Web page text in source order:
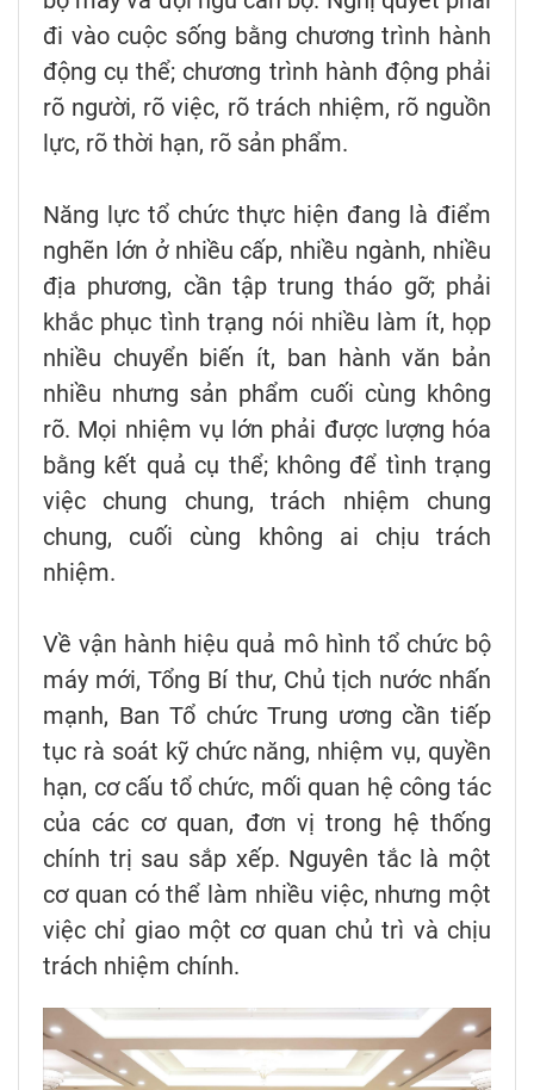
đi vào cuộc sống bằng chương trình hành
động cụ thể; chương trình hành động phải
rõ người, rõ việc, rõ trách nhiệm, rõ nguồn
lực, rõ thời hạn, rõ sản phẩm.
Năng lực tổ chức thực hiện đang là điểm
nghẽn lớn ở nhiều cấp, nhiều ngành, nhiều
địa phương, cần tập trung tháo gỡ; phải
khắc phục tình trạng nói nhiều làm ít, họp
nhiều chuyển biến ít, ban hành văn bản
nhiều nhưng sản phẩm cuối cùng không
rõ. Mọi nhiệm vụ lớn phải được lượng hóa
bằng kết quả cụ thể; không để tình trạng
việc chung chung, trách nhiệm chung
chung, cuối cùng không ai chịu trách
nhiệm.
Về vận hành hiệu quả mô hình tổ chức bộ
máy mới, Tổng Bí thư, Chủ tịch nước nhấn
mạnh, Ban Tổ chức Trung ương cần tiếp
tục rà soát kỹ chức năng, nhiệm vụ, quyền
hạn, cơ cấu tổ chức, mối quan hệ công tác
của các cơ quan, đơn vị trong hệ thống
chính trị sau sắp xếp. Nguyên tắc là một
cơ quan có thể làm nhiều việc, nhưng một
việc chỉ giao một cơ quan chủ trì và chịu
trách nhiệm chính.